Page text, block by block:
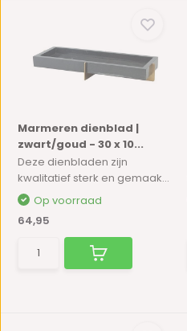
Marmeren dienblad |
zwart/goud - 30 x 10...
Deze dienbladen zijn
kwalitatief sterk en gemaak...
Op voorraad
64,95